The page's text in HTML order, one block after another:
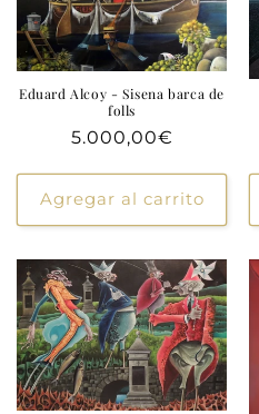
Eduard Alcoy - Sisena barca de
folls
Precio
5.000,00€
Agregar al carrito